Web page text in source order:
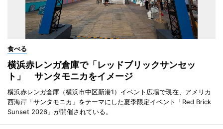
食べる
横浜赤レンガ倉庫で「レッドブリックサンセッ
ト」 サンタモニカをイメージ
横浜赤レンガ倉庫（横浜市中区新港1）イベント広場で現在、アメリカ
西海岸「サンタモニカ」をテーマにした夏季限定イベント「Red Brick
Sunset 2026」が開催されている。